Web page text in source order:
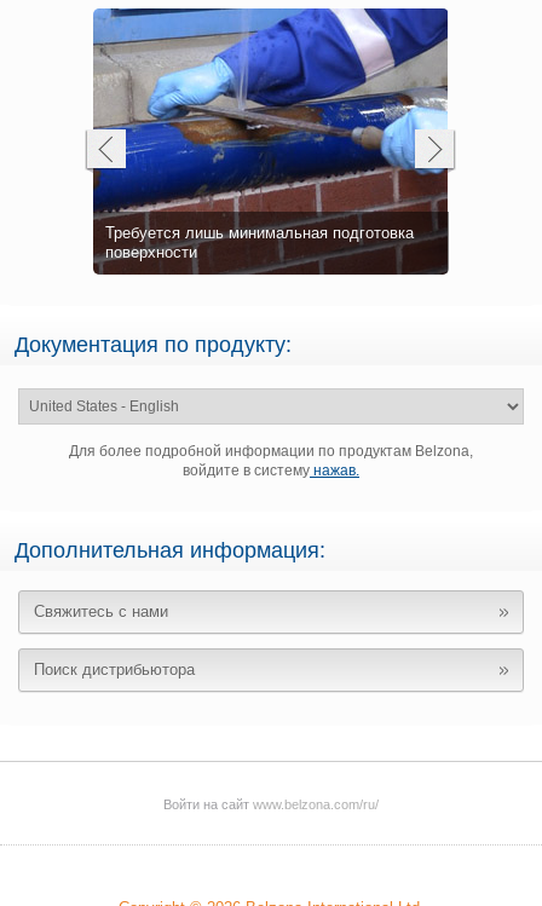
Требуется лишь минимальная подготовка
поверхности
Документация по продукту:
Для более подробной информации по продуктам Belzona,
войдите в систему нажав.
Дополнительная информация:
Свяжитесь с нами
Поиск дистрибьютора
Войти на сайт www.belzona.com/ru/